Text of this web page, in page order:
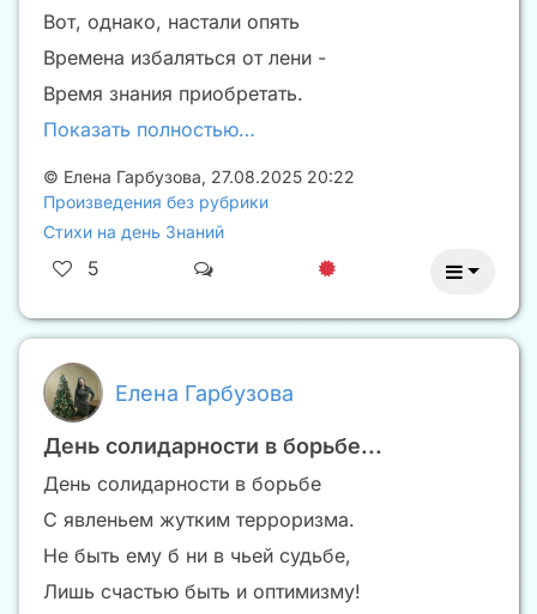
Вот, однако, настали опять
Времена избаляться от лени -
Время знания приобретать.
Показать полностью…
© Елена Гарбузова, 27.08.2025 20:22
Произведения без рубрики
Стихи на день Знаний
5
Елена Гарбузова
День солидарности в борьбе...
День солидарности в борьбе
С явленьем жутким терроризма.
Не быть ему б ни в чьей судьбе,
Лишь счастью быть и оптимизму!